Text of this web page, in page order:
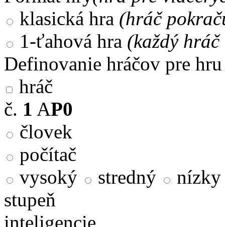
klasická hra (hráč
1-ťahová hra (každý
Definovanie hráčov pre hru
hráč
č. 1 AP0
človek
počítač
vysoký
stredný
nízky
stupeň
inteligencie